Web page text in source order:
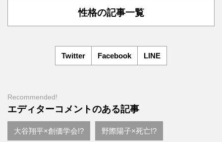
性格の記事一覧
Twitter Facebook LINE
Recommended!
エディターコメントのある記事
大谷翔平×創価学会!? 野際陽子×死亡!?